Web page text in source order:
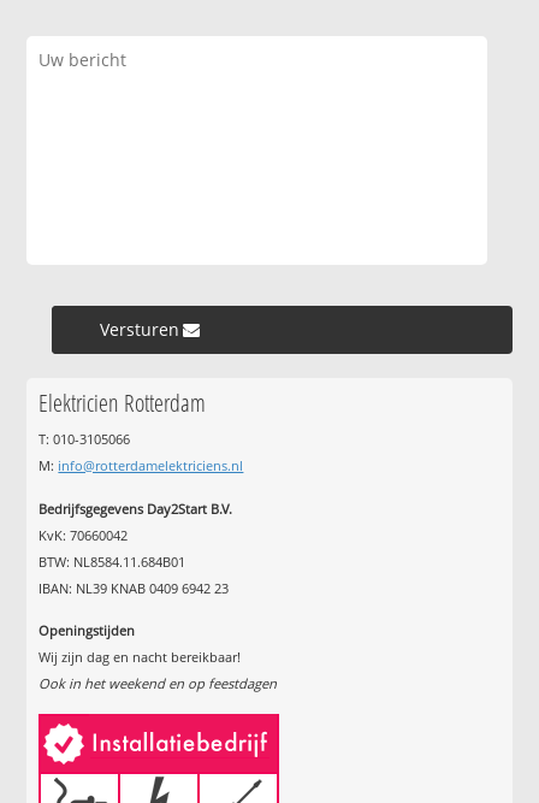
Versturen »
Elektricien Rotterdam
T: 010-3105066
M: info@rotterdamelektriciens.nl
Bedrijfsgegevens Day2Start B.V.
KvK: 70660042
BTW: NL8584.11.684B01
IBAN: NL39 KNAB 0409 6942 23
Openingstijden
Wij zijn dag en nacht bereikbaar!
Ook in het weekend en op feestdagen